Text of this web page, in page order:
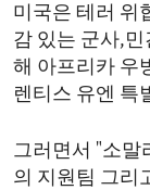
IDEALS AND
미국은 테러 위
감 있는 군사,민
해 아프리카 우
렌티스 유엔 특
그러면서 "소말
의 지원팀 그리